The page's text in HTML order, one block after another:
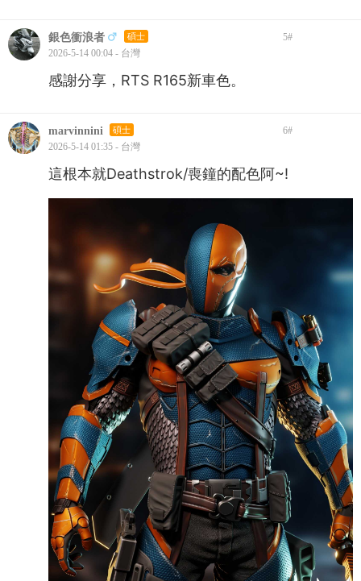
銀色衝浪者 碩士 5#
2026-5-14 00:04 - 台灣
感謝分享，RTS R165新車色。
marvinnini 碩士 6#
2026-5-14 01:35 - 台灣
這根本就Deathstrok/喪鐘的配色阿~!